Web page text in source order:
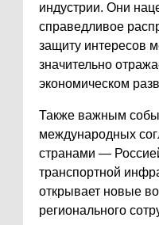
индустрии. Они
справедливое
защиту интересов
значительно
экономическом
Также важным
международных
странами —
транспортной
открывает новые
регионального